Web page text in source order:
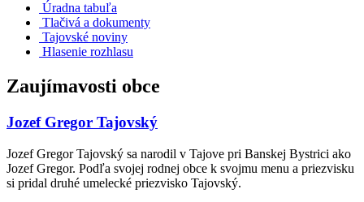
Úradna tabuľa
Tlačivá a dokumenty
Tajovské noviny
Hlasenie rozhlasu
Zaujímavosti obce
Jozef Gregor Tajovský
Jozef Gregor Tajovský sa narodil v Tajove pri Banskej Bystrici ako
Jozef Gregor. Podľa svojej rodnej obce k svojmu menu a priezvisku
si pridal druhé umelecké priezvisko Tajovský.